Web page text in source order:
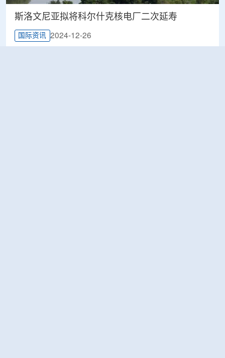
斯洛文尼亚拟将科尔什克核电厂二次延寿
国际资讯 2024-12-26